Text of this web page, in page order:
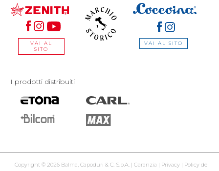
VAI AL
SITO
VAI AL SITO
I prodotti distribuiti
Copyright © 2026 Balma, Capoduri & C. S.p.A. | Garanzia | Privacy | Policy dei